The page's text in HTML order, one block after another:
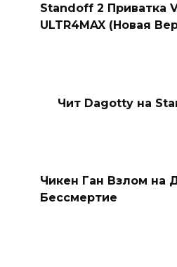
Standoff 2 Приватка
ULTR4MAX (Новая
Чит Dagotty на
Чикен Ган Взлом на
Бессмертие